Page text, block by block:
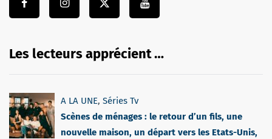
Les lecteurs apprécient …
A LA UNE, Séries Tv
Scènes de ménages : le retour d’un fils, une
nouvelle maison, un départ vers les Etats-Unis,